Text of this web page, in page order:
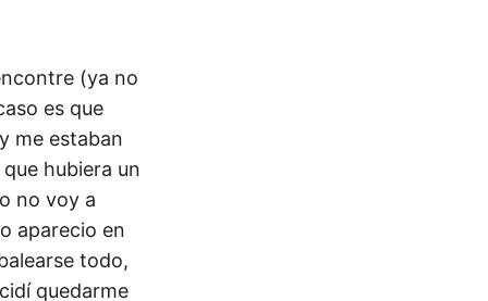
(ya no
es que
me estaban
hubiera un
no voy a
aparecio en
todo,
quedarme